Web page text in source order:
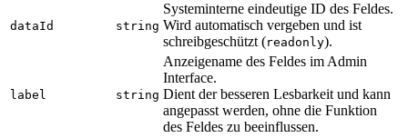
dataId string
Systeminterne eindeutige ID des Feldes.
Wird automatisch vergeben und ist
schreibgeschützt (readonly).
label string
Anzeigename des Feldes im Admin
Interface.
Dient der besseren Lesbarkeit und kann
angepasst werden, ohne die Funktion
des Feldes zu beeinflussen.